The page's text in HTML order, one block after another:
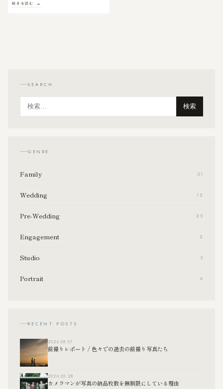
続きを読む
SEARCH
検索
GENRE
Family 31
Wedding 12
Pre-Wedding 25
Engagement 2
Studio 3
Portrait 6
RECENT POSTS
2026.08.07
前撮りレポート / 色々での過去の前撮り写真たち
2026.05.28
カメラマンが写真の納品枚数を無制限にしている理由